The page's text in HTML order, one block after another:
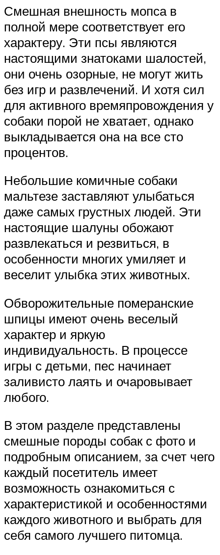
Смешная внешность мопса в
полной мере соответствует его
характеру. Эти псы являются
настоящими знатоками шалостей,
они очень озорные, не могут жить
без игр и развлечений. И хотя сил
для активного времяпровождения у
собаки порой не хватает, однако
выкладывается она на все сто
процентов.
Небольшие комичные собаки
мальтезе заставляют улыбаться
даже самых грустных людей. Эти
настоящие шалуны обожают
развлекаться и резвиться, в
особенности многих умиляет и
веселит улыбка этих животных.
Обворожительные померанские
шпицы имеют очень веселый
характер и яркую
индивидуальность. В процессе
игры с детьми, пес начинает
заливисто лаять и очаровывает
любого.
В этом разделе представлены
смешные породы собак с фото и
подробным описанием, за счет чего
каждый посетитель имеет
возможность ознакомиться с
характеристикой и особенностями
каждого животного и выбрать для
себя самого лучшего питомца.